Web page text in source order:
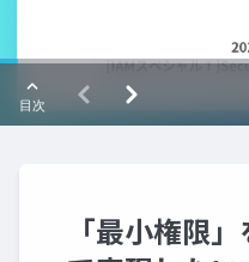
「最小権限